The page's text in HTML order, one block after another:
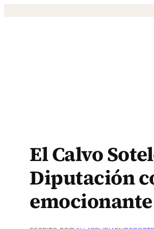
El Calvo
Diputación